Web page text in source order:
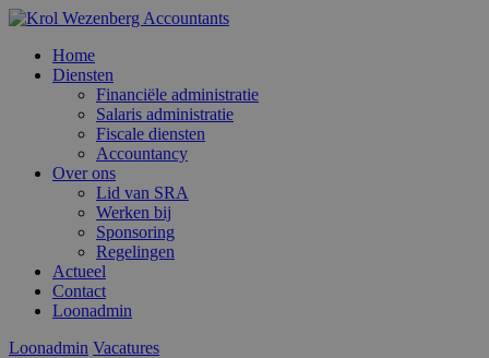
Home
Diensten
Financiële administratie
Salaris administratie
Fiscale diensten
Accountancy
Over ons
Lid van SRA
Werken bij
Sponsoring
Regelingen
Actueel
Contact
Loonadmin
Loonadmin Vacatures